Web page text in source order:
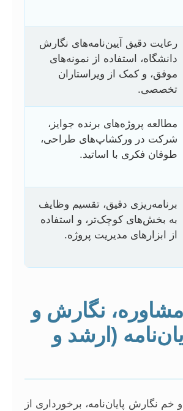
رعایت دقیق آیین‌نامه‌های نگارش
دانشگاه، استفاده از نمونه‌های
موفق، و کمک از ویراستاران
تخصصی.
مطالعه پروژه‌های برنده جوایز،
شرکت در ورکشاپ‌های طراحی،
طوفان فکری با اساتید.
برنامه‌ریزی دقیق، تقسیم وظایف
به بخش‌های کوچک‌تر، و استفاده
از ابزارهای مدیریت پروژه.
نگارش و
(ارشد و
خم نگارش پایان‌نامه، برخورداری از